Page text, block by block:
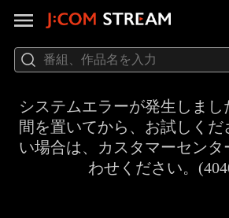
システムエラーが発生しま
間を置いてから、お試しくだ
い場合は、カスタマーセンタ
わせください。